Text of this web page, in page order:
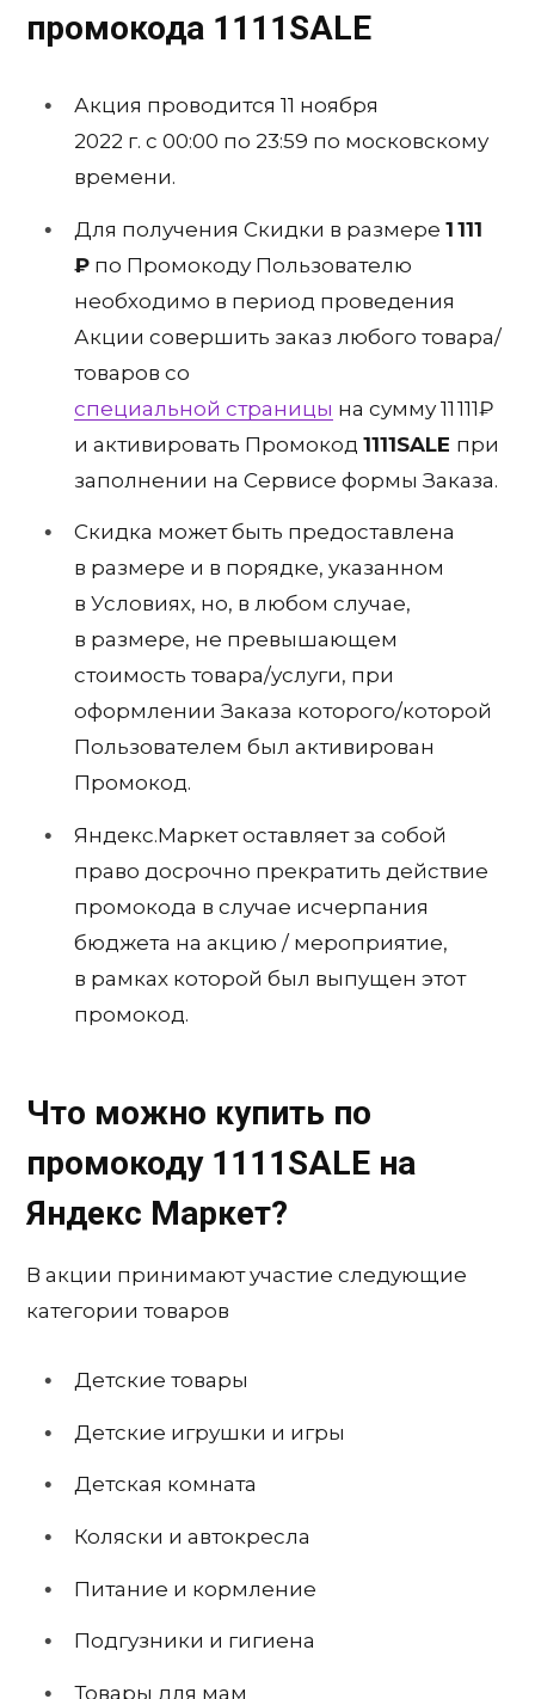
промокода 1111SALE
Акция проводится 11 ноября
2022 г. c 00:00 по 23:59 по московскому
времени.
Для получения Скидки в размере 1 111
₽ по Промокоду Пользователю
необходимо в период проведения
Акции совершить заказ любого товара/
товаров со
специальной страницы на сумму 11 111₽
и активировать Промокод 1111SALE при
заполнении на Сервисе формы Заказа.
Скидка может быть предоставлена
в размере и в порядке, указанном
в Условиях, но, в любом случае,
в размере, не превышающем
стоимость товара/услуги, при
оформлении Заказа которого/которой
Пользователем был активирован
Промокод.
Яндекс.Маркет оставляет за собой
право досрочно прекратить действие
промокода в случае исчерпания
бюджета на акцию / мероприятие,
в рамках которой был выпущен этот
промокод.
Что можно купить по
промокоду 1111SALE на
Яндекс Маркет?
В акции принимают участие следующие
категории товаров
Детские товары
Детские игрушки и игры
Детская комната
Коляски и автокресла
Питание и кормление
Подгузники и гигиена
Товары для мам